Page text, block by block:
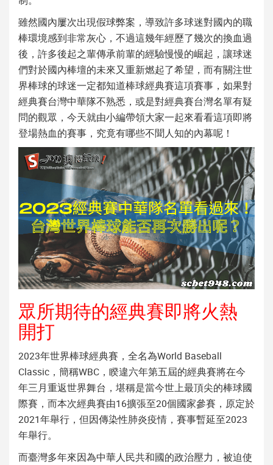
雖然國內屢次出現假球弊案，導致許多球迷對國內的職
棒環境感到非常灰心，不過這幾年經歷了幾次的換血過
後，許多後起之輩傳承前輩的經驗慢慢的崛起，讓球迷
們對於國內棒壇的未來又重新燃起了希望，而有關注世
界棒球的球迷一定都知道棒球經典賽這項賽事，如果對
經典賽台灣中華隊不熟悉，或是對經典賽台灣名單有疑
問的觀眾，今天就由小編帶領大家一起來看看這項即將
登場熱血的賽事，究竟有哪些不聞人知的內幕呢！
眾所期待的經典賽即將火熱
開打
2023年世界棒球經典賽，全名為World Baseball
Classic，簡稱WBC，睽違六年第五屆的經典賽將在今
年三月重返世界舞台，堪稱是當今世上最頂尖的棒球國
際賽，而本次經典賽由16擴張至20個國家參賽，原定於
2021年舉行，但因傳染性肺炎疫情，賽事暫延至2023
年舉行。
而臺灣多年來因為中華人民共和國的政治壓力，被迫使